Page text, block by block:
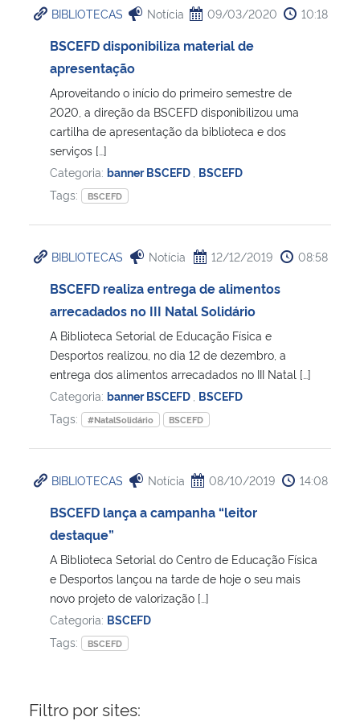
Ministério da Cidadania
Ministério de Minas e Energia
Ministério da Ciência, Tecnologia, Inovações e Comunicações
Ministério do Meio Ambiente
Ministério do Turismo
Controladoria-Geral da União
Ministério da Mulher, da Família e dos Direitos Humanos
Secretaria-Geral
Gabinete de Segurança Institucional
Banco Central do Brasil
BIBLIOTECAS Notícia 09/03/2020 10:18
BSCEFD disponibiliza material de
apresentação
Aproveitando o início do primeiro semestre de
2020, a direção da BSCEFD disponibilizou uma
cartilha de apresentação da biblioteca e dos
serviços […]
Categoria: banner BSCEFD BSCEFD
Tags:
BSCEFD
BIBLIOTECAS Notícia 12/12/2019 08:58
BSCEFD realiza entrega de alimentos
arrecadados no III Natal Solidário
A Biblioteca Setorial de Educação Física e
Desportos realizou, no dia 12 de dezembro, a
entrega dos alimentos arrecadados no III Natal […]
Categoria: banner BSCEFD BSCEFD
Tags:
#NatalSolidário BSCEFD
BIBLIOTECAS Notícia 08/10/2019 14:08
BSCEFD lança a campanha “leitor
destaque”
A Biblioteca Setorial do Centro de Educação Física
e Desportos lançou na tarde de hoje o seu mais
novo projeto de valorização […]
Categoria: BSCEFD
Tags:
BSCEFD
Filtro por sites: